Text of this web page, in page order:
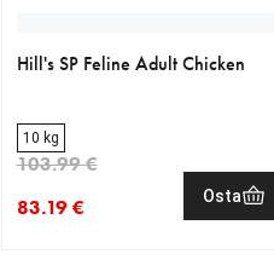
Hill's SP Feline Adult Chicken
10 kg
83.19 €
103.99 €
Osta